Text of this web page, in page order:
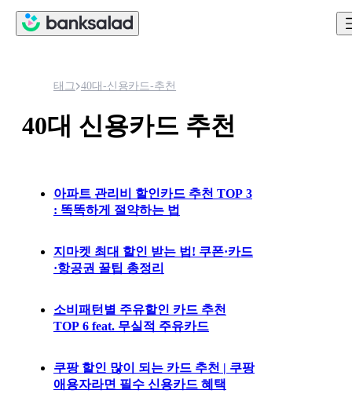
태그 40대-신용카드-추천
40대 신용카드 추천
아파트 관리비 할인카드 추천 TOP 3
: 똑똑하게 절약하는 법
지마켓 최대 할인 받는 법! 쿠폰·카드
·항공권 꿀팁 총정리
소비패턴별 주유할인 카드 추천
TOP 6 feat. 무실적 주유카드
쿠팡 할인 많이 되는 카드 추천 | 쿠팡
애용자라면 필수 신용카드 혜택